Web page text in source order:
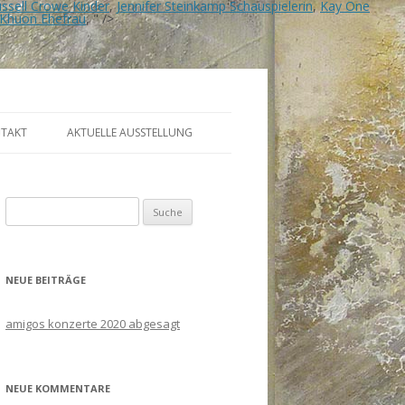
Crowe Kinder,Jennifer Steinkamp Schauspielerin,Kay One
Ehefrau, " />
AKTUELLE AUSSTELLUNG
nach:
NEUE BEITRÄGE
amigos konzerte 2020 abgesagt
NEUE KOMMENTARE